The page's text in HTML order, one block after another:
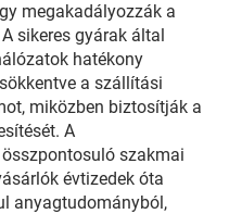
megakadályozzák a
sikeres gyárak által
hatékony
a szállítási
miközben biztosítják a
A
szakmai
évtizedek óta
anyagtudományból,